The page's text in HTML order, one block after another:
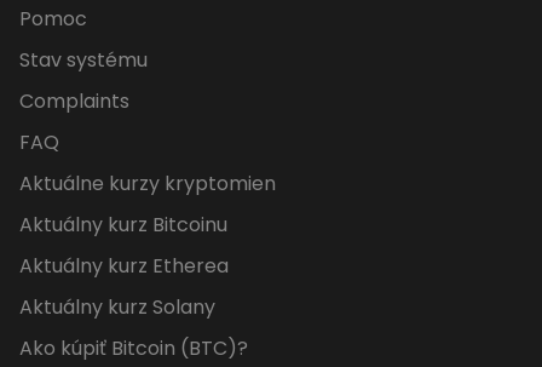
Pomoc
Stav systému
Complaints
FAQ
Aktuálne kurzy kryptomien
Aktuálny kurz Bitcoinu
Aktuálny kurz Etherea
Aktuálny kurz Solany
Ako kúpiť Bitcoin (BTC)?